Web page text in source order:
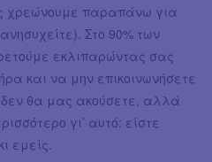
χρεώνουμε παραπάνω για
Στο 90% των
εκλιπαρώντας σας
και να μην επικοινωνήσετε
δεν θα μας ακούσετε, αλλά
γι’ αυτό: είστε
εμείς.